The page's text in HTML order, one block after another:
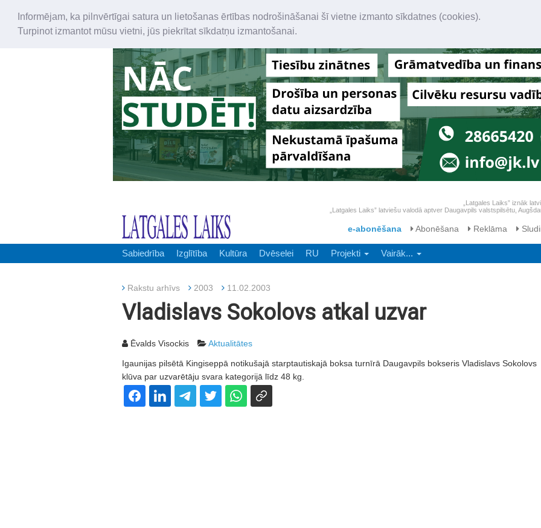
Informējam, ka pilnvērtīgai satura un lietošanas ērtības nodrošināšanai šī vietne izmanto sīkdatnes (cookies).
Turpinot izmantot mūsu vietni, jūs piekrītat sīkdatņu izmantošanai.
„Latgales Laiks” iznāk
„Latgales Laiks” latviešu valodā aptver Daugavpils valstspilsētu,
e-abonēšana Abonēšana Reklāma
Sabiedrība Izglītība Kultūra Dvēselei RU Projekti Vairāk...
Rakstu arhīvs 2003 11.02.2003
Vladislavs Sokolovs atkal uzvar
Ēvalds Visockis Aktualitātes
Igaunijas pilsētā Kingiseppā notikušajā starptautiskajā boksa turnīrā Daugavpils bokseris Vladislavs Sokolovs
klūva par uzvarētāju svara kategorijā līdz 48 kg.